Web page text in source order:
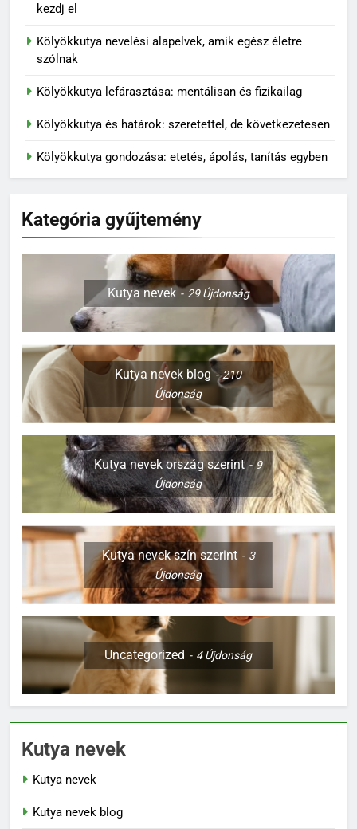
kezdj el
Kölyökkutya nevelési alapelvek, amik egész életre
szólnak
Kölyökkutya lefárasztása: mentálisan és fizikailag
Kölyökkutya és határok: szeretettel, de következetesen
Kölyökkutya gondozása: etetés, ápolás, tanítás egyben
Kategória gyűjtemény
Kutya nevek 29Újdonság
Kutya nevek blog
210
Újdonság
Kutya nevek ország szerint
9
Újdonság
Kutya nevek szín szerint
3
Újdonság
Uncategorized 4Újdonság
Kutya nevek
Kutya nevek
Kutya nevek blog